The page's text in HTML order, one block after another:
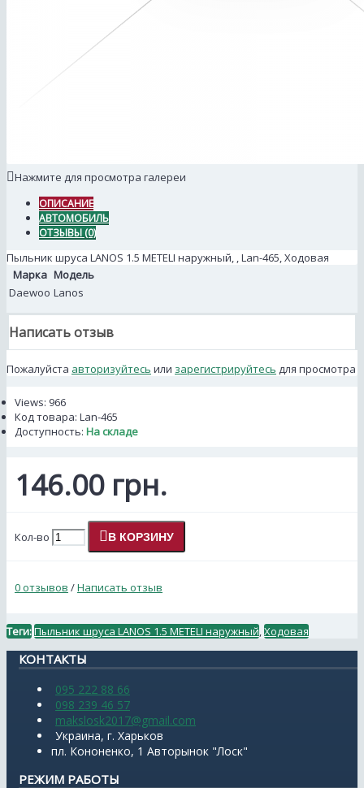
Нажмите для просмотра галереи
ОПИСАНИЕ
АВТОМОБИЛЬ
ОТЗЫВЫ (0)
Пыльник шруса LANOS 1.5 METELI наружный, , Lan-465, Ходовая
Марка Модель
Daewoo Lanos
Написать отзыв
Пожалуйста авторизуйтесь или зарегистрируйтесь для просмотра
Views: 966
Код товара: Lan-465
Доступность: На складе
146.00 грн.
Кол-во В КОРЗИНУ
0 отзывов /Написать отзыв
Теги:Пыльник шруса LANOS 1.5 METELI наружный Ходовая
КОНТАКТЫ
095 222 88 66
098 239 46 57
makslosk2017@gmail.com
Украина, г. Харьков
пл. Кононенко, 1 Авторынок "Лоск"
РЕЖИМ РАБОТЫ